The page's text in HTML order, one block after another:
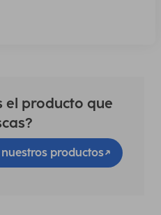
el producto que
productos